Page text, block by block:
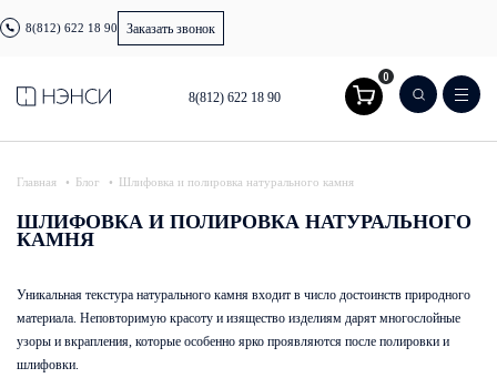
8(812) 622 18 90 Заказать звонок
8(812) 622 18 90
0
Главная Блог Шлифовка и полировка натурального камня
ШЛИФОВКА И ПОЛИРОВКА НАТУРАЛЬНОГО
КАМНЯ
Уникальная текстура натурального камня входит в число достоинств природного
материала. Неповторимую красоту и изящество изделиям дарят многослойные
узоры и вкрапления, которые особенно ярко проявляются после полировки и
шлифовки.